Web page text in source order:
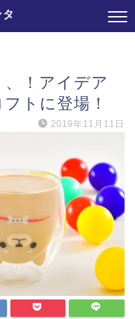
！アイデア
トに登場！
2019年11月11日